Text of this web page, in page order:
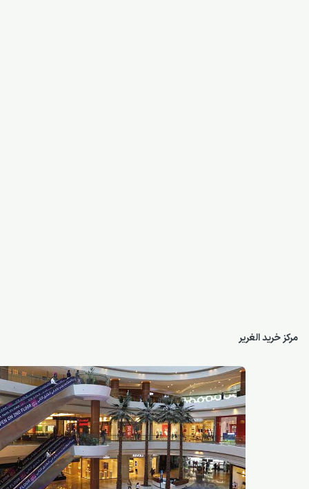
مرکز خرید الغریر